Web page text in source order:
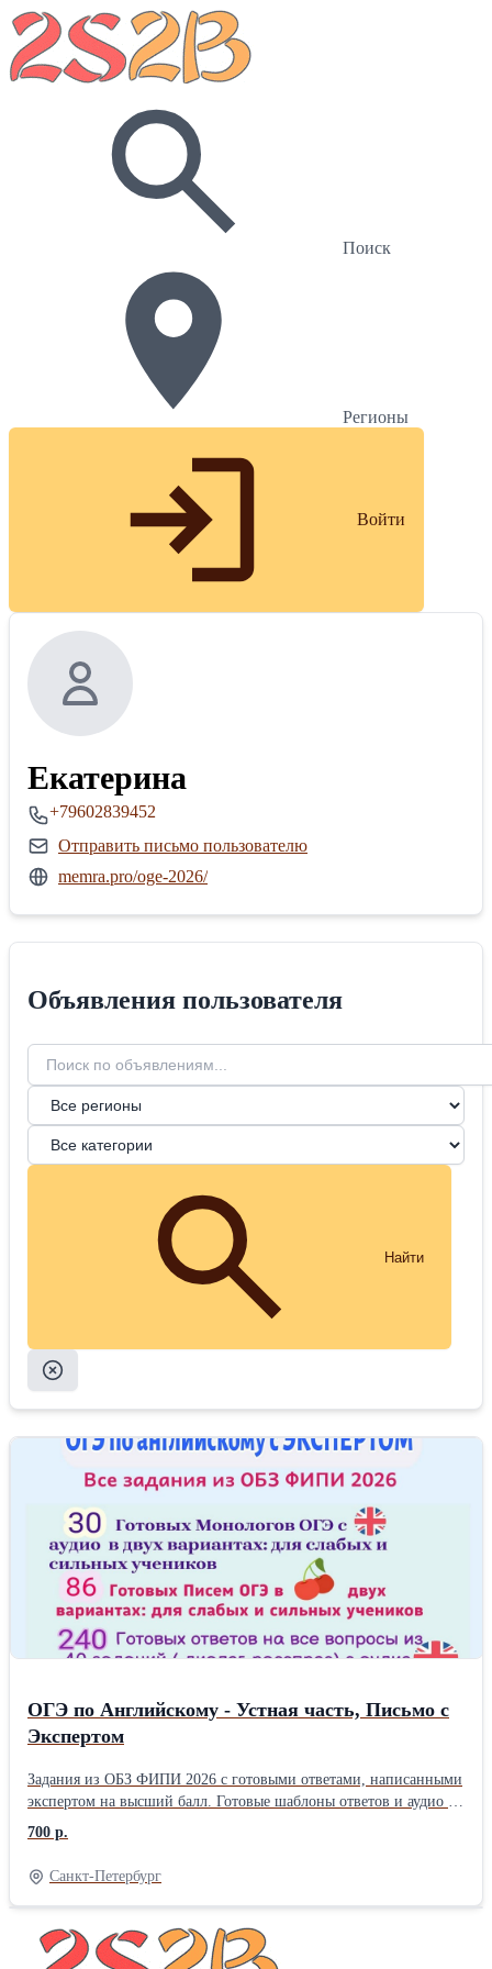
Поиск
Регионы
Войти
Екатерина
+79602839452
Отправить письмо пользователю
memra.pro/oge-2026/
Объявления пользователя
Найти
ОГЭ по Английскому - Устная часть, Письмо с
Экспертом
Задания из ОБЗ ФИПИ 2026 с готовыми ответами, написанными
экспертом на высший балл. Готовые шаблоны ответов и аудио ко
всем 3 Заданиям Устной части: Чтение, Интервью, Монолог и
Письмо на максимум. Качественная подготовка к ОГЭ с
Экспертом от 700 р. Пишите в whatsapp.
700 р.
Санкт-Петербург